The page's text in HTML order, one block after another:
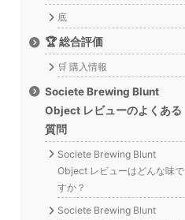
底
🏆 総合評価
🛒 購入情報
Societe Brewing Blunt
Object レビューのよくある
質問
Societe Brewing Blunt
Object レビューはどんな味で
すか？
Societe Brewing Blunt